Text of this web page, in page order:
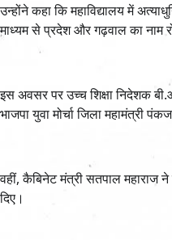
उन्होंने कहा कि महाविद्यालय में
माध्यम से प्रदेश और गढ़वाल का नाम
इस अवसर पर उच्च शिक्षा निदेशक
भाजपा युवा मोर्चा जिला महामंत्री
वहीं, कैबिनेट मंत्री सतपाल महाराज ने
दिए।